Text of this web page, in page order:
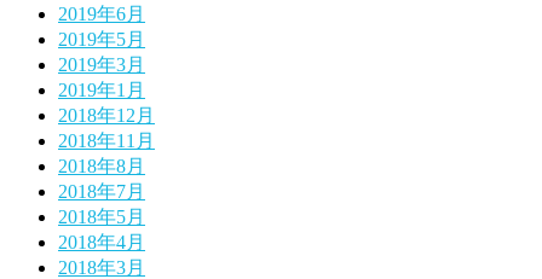
2019年6月
2019年5月
2019年3月
2019年1月
2018年12月
2018年11月
2018年8月
2018年7月
2018年5月
2018年4月
2018年3月